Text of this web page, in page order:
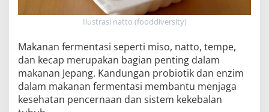
Ilustrasi natto (fooddiversity)
Makanan fermentasi seperti miso, natto, tempe,
dan kecap merupakan bagian penting dalam
makanan Jepang. Kandungan probiotik dan enzim
dalam makanan fermentasi membantu menjaga
kesehatan pencernaan dan sistem kekebalan